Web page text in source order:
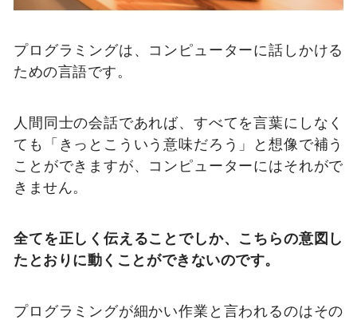
プログラミングは、コンピューターに話しかける
ための言語です。
人間同士の会話であれば、すべてを言葉にしなく
ても「きっとこういう意味だろう」と想像で補う
ことができますが、コンピューターにはそれがで
きません。
全てを正しく伝えることでしか、こちらの意図し
たとおりに動くことができないのです。
プログラミングが細かい作業と言われるのはその